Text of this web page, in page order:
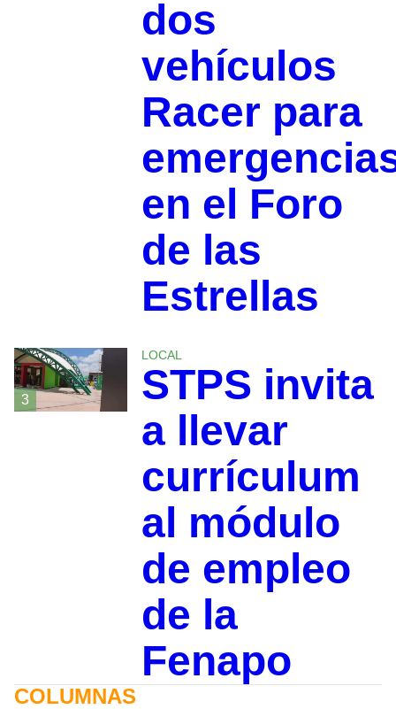
dos
vehículos
Racer para
en el Foro
de las
Estrellas
3
LOCAL
STPS invita
a llevar
currículum
al módulo
de empleo
de la
Fenapo
COLUMNAS